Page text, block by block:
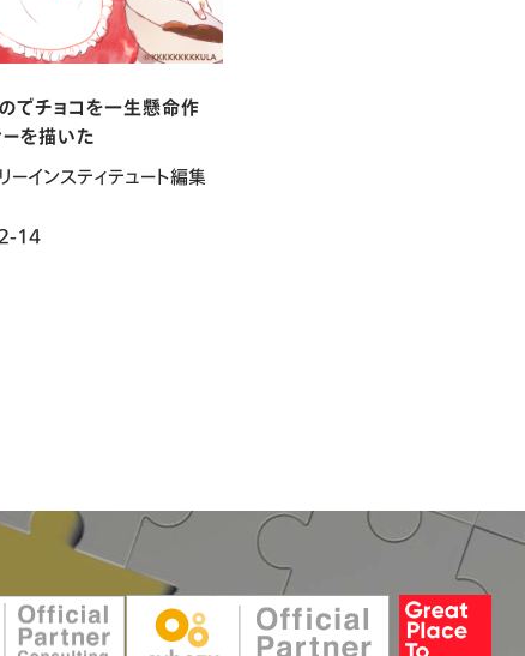
でチョコを一生懸命作
を描いた
ーインスティテュート編集
14